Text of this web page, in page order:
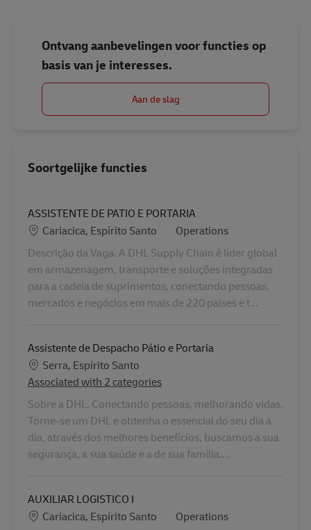
Ontvang aanbevelingen voor functies op
basis van je interesses.
Aan de slag
Soortgelijke functies
ASSISTENTE DE PATIO E PORTARIA
Locatie
Cariacica, Espírito Santo Categorie
Operations
Descrição da Vaga. A DHL Supply Chain é líder global
em armazenagem, transporte e soluções integradas
para a cadeia de suprimentos, conectando pessoas,
mercados e negócios em mais de 220 países e t...
Assistente de Despacho Pátio e Portaria
Locatie
Serra, Espírito Santo
Associated with 2 categories
Sobre a DHL. Conectando pessoas, melhorando vidas.
Torne-se um DHL e obtenha o essencial do seu dia a
dia, através dos melhores benefícios, buscamos a sua
segurança, a sua saúde e a de sua família....
AUXILIAR LOGISTICO I
Locatie
Cariacica, Espírito Santo Categorie
Operations